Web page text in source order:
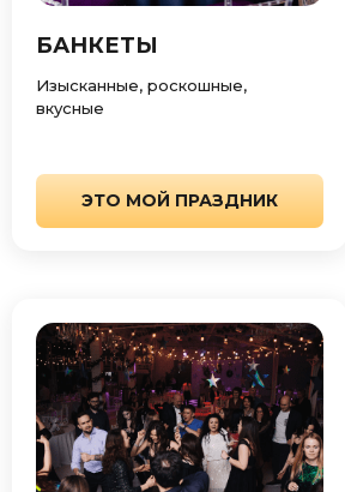
БАНКЕТЫ
Изысканные, роскошные,
вкусные
ЭТО МОЙ ПРАЗДНИК